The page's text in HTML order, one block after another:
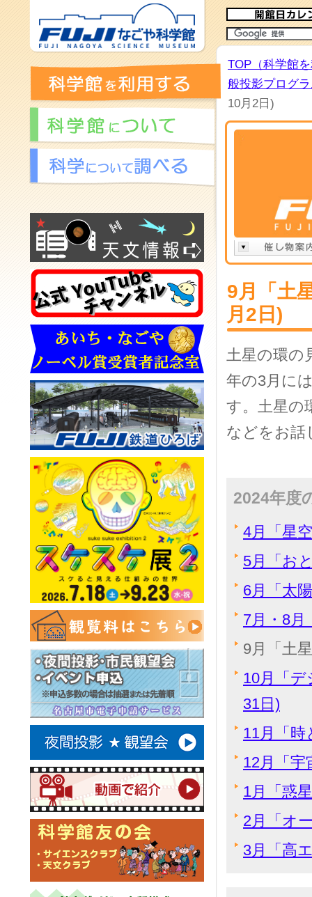
TOP（科学館
般投影プログ
10月2日)
9月「土
月2日)
土星の環の
年の3月に
す。土星の
などをお話
2024年度
4月「星
5月「お
6月「太
7月・8月
9月「土
10月「
31日)
11月「時
12月「宇
1月「惑
2月「オ
3月「高